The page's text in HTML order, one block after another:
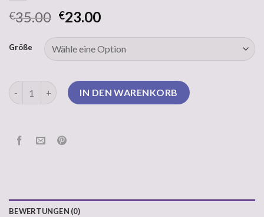
€35.00 €23.00
Größe
die schönsten herren pullover Menge
IN DEN WARENKORB
BEWERTUNGEN (0)